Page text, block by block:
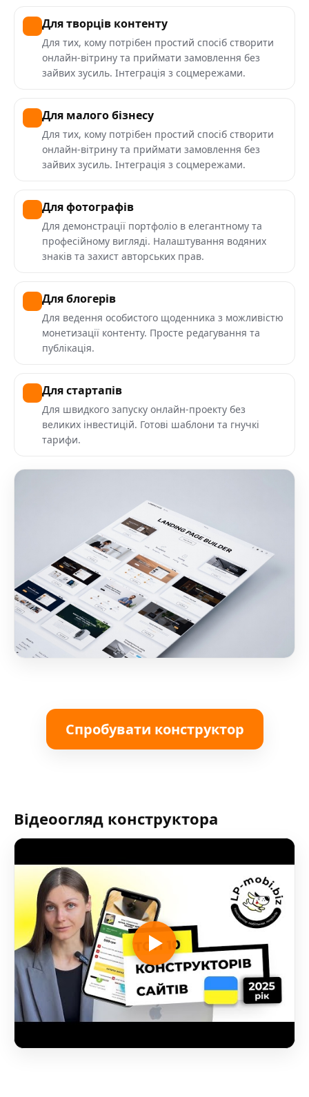
Для творців контенту
Для тих, кому потрібен простий спосіб створити
онлайн-вітрину та приймати замовлення без
зайвих зусиль. Інтеграція з соцмережами.
Для малого бізнесу
Для тих, кому потрібен простий спосіб створити
онлайн-вітрину та приймати замовлення без
зайвих зусиль. Інтеграція з соцмережами.
Для фотографів
Для демонстрації портфоліо в елегантному та
професійному вигляді. Налаштування водяних
знаків та захист авторських прав.
Для блогерів
Для ведення особистого щоденника з можливістю
монетизації контенту. Просте редагування та
публікація.
Для стартапів
Для швидкого запуску онлайн-проекту без
великих інвестицій. Готові шаблони та гнучкі
тарифи.
Спробувати конструктор
Відеоогляд конструктора